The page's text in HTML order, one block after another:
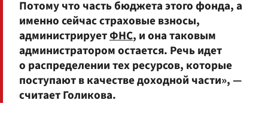
Потому что часть бюджета этого фонда, а
именно сейчас страховые взносы,
администрируетФНС, и она таковым
администратором остается. Речь идет
о распределении тех ресурсов, которые
поступают в качестве доходной части», —
считает Голикова.